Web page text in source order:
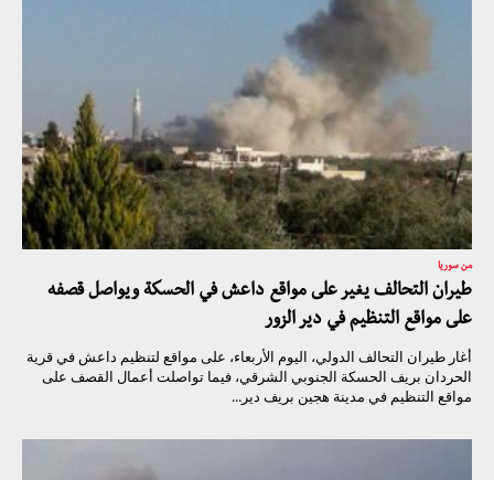
من سوريا
طيران التحالف يغير على مواقع داعش في الحسكة ويواصل قصفه
على مواقع التنظيم في دير الزور
أغار طيران التحالف الدولي، اليوم الأربعاء، على مواقع لتنظيم داعش في قرية
الحردان بريف الحسكة الجنوبي الشرقي، فيما تواصلت أعمال القصف على
مواقع التنظيم في مدينة هجين بريف دير...